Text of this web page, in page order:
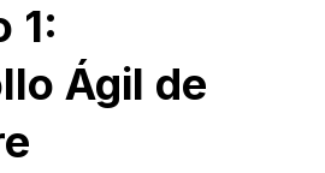
1:
Ágil de